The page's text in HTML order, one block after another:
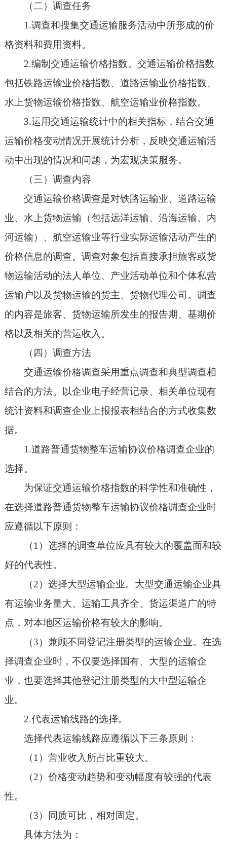
（二）调查任务
1.调查和搜集交通运输服务活动中所形成的价
格资料和费用资料。
2.编制交通运输价格指数。交通运输价格指数
包括铁路运输业价格指数、道路运输业价格指数、
水上货物运输价格指数、航空运输业价格指数。
3.运用交通运输统计中的相关指标，结合交通
运输价格变动情况开展统计分析，反映交通运输活
动中出现的情况和问题，为宏观决策服务。
（三）调查内容
交通运输价格调查是对铁路运输业、道路运输
业、水上货物运输（包括远洋运输、沿海运输、内
河运输）、航空运输业等行业实际运输活动产生的
价格信息的调查。调查对象包括直接承担旅客或货
物运输活动的法人单位、产业活动单位和个体私营
运输户以及货物运输的货主、货物代理公司。调查
的内容是旅客、货物运输所发生的报告期、基期价
格以及相关的营运收入。
（四）调查方法
交通运输价格调查采用重点调查和典型调查相
结合的方法。以企业电子经营记录、相关单位现有
统计资料和调查企业上报报表相结合的方式收集数
据。
1.道路普通货物整车运输协议价格调查企业的
选择。
为保证交通运输价格指数的科学性和准确性，
在选择道路普通货物整车运输协议价格调查企业时
应遵循以下原则：
（1）选择的调查单位应具有较大的覆盖面和较
好的代表性。
（2）选择大型运输企业。大型交通运输企业具
有运输业务量大、运输工具齐全、货运渠道广的特
点，对本地区运输价格有较大的影响。
（3）兼顾不同登记注册类型的运输企业。在选
择调查企业时，不仅要选择国有、大型的运输企
业，也要选择其他登记注册类型的大中型运输企
业。
2.代表运输线路的选择。
选择代表运输线路应遵循以下三条原则：
（1）营业收入所占比重较大。
（2）价格变动趋势和变动幅度有较强的代表
性。
（3）同质可比，相对固定。
具体方法为：